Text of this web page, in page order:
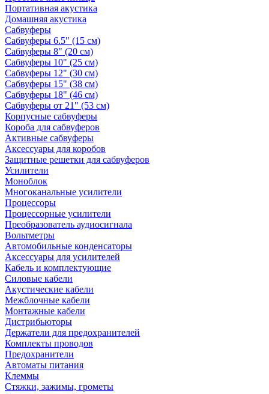
Портативная акустика
Домашняя акустика
Сабвуферы
Сабвуферы 6.5" (15 см)
Сабвуферы 8" (20 см)
Сабвуферы 10" (25 см)
Сабвуферы 12" (30 см)
Сабвуферы 15" (38 см)
Сабвуферы 18" (46 см)
Сабвуферы от 21" (53 см)
Корпусные сабвуферы
Короба для сабвуферов
Активные сабвуферы
Аксессуары для коробов
Защитные решетки для сабвуферов
Усилители
Моноблок
Многоканальные усилители
Процессоры
Процессорные усилители
Преобразователь аудиосигнала
Вольтметры
Автомобильные конденсаторы
Аксессуары для усилителей
Кабель и комплектующие
Силовые кабели
Акустические кабели
Межблочные кабели
Монтажные кабели
Дистрибьюторы
Держатели для предохранителей
Комплекты проводов
Предохранители
Автоматы питания
Клеммы
Стяжки, зажимы, грометы